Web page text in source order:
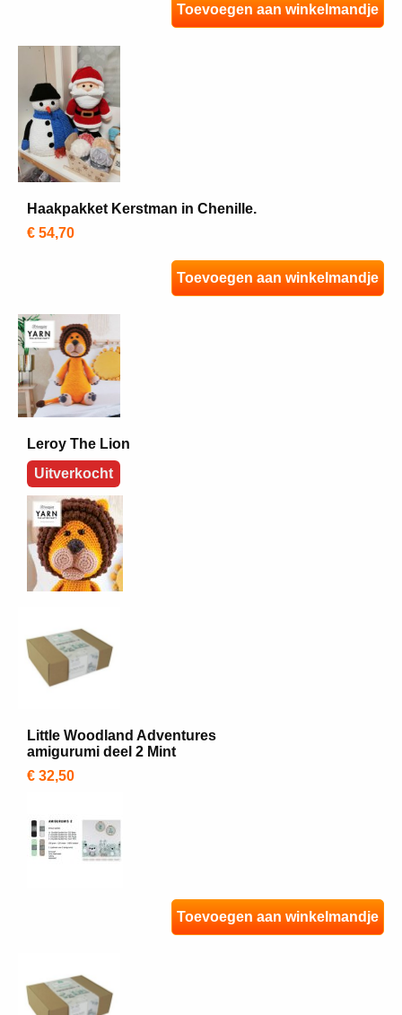
Toevoegen aan winkelmandje
Haakpakket Kerstman in Chenille.
€ 54,70
Toevoegen aan winkelmandje
Leroy The Lion
Uitverkocht
Little Woodland Adventures
amigurumi deel 2 Mint
€ 32,50
Toevoegen aan winkelmandje